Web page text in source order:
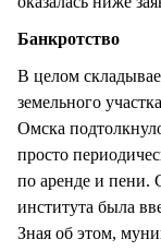
Банкротство
В целом
земельного
Омска
просто
по аренде и пени.
института была
Зная об этом,